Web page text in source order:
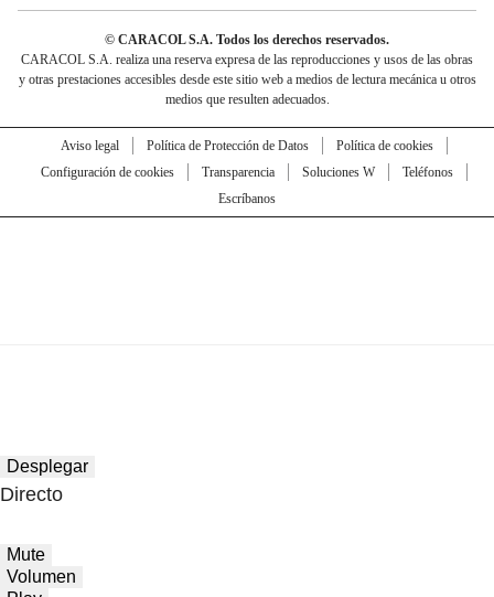
© CARACOL S.A. Todos los derechos reservados.
CARACOL S.A. realiza una reserva expresa de las reproducciones y usos de las obras
y otras prestaciones accesibles desde este sitio web a medios de lectura mecánica u otros
medios que resulten adecuados.
Aviso legal Política de Protección de Datos
Política de cookies
Configuración de cookies
Transparencia Soluciones W
Teléfonos
Escríbanos
Desplegar
Directo
Mute
Volumen